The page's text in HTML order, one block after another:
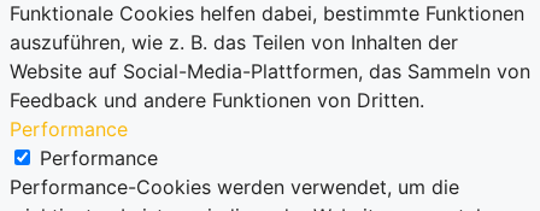
Funktionale Cookies helfen dabei, bestimmte Funktionen
auszuführen, wie z. B. das Teilen von Inhalten der
Website auf Social-Media-Plattformen, das Sammeln von
Feedback und andere Funktionen von Dritten.
Performance
Performance
Performance-Cookies werden verwendet, um die